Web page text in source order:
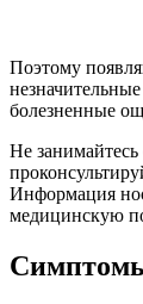
Поэтому
болезненные
Не
Информация
медицинскую